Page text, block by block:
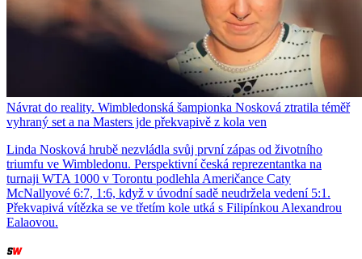
Návrat do reality. Wimbledonská šampionka Nosková ztratila téměř
vyhraný set a na Masters jde překvapivě z kola ven
Linda Nosková hrubě nezvládla svůj první zápas od životního
triumfu ve Wimbledonu. Perspektivní česká reprezentantka na
turnaji WTA 1000 v Torontu podlehla Američance Caty
McNallyové 6:7, 1:6, když v úvodní sadě neudržela vedení 5:1.
Překvapivá vítězka se ve třetím kole utká s Filipínkou Alexandrou
Ealaovou.